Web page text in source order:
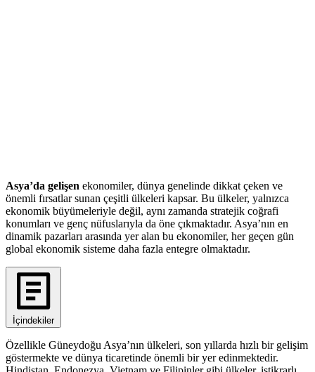
Asya’da gelişen ekonomiler, dünya genelinde dikkat çeken ve
önemli fırsatlar sunan çeşitli ülkeleri kapsar. Bu ülkeler, yalnızca
ekonomik büyümeleriyle değil, aynı zamanda stratejik coğrafi
konumları ve genç nüfuslarıyla da öne çıkmaktadır. Asya’nın en
dinamik pazarları arasında yer alan bu ekonomiler, her geçen gün
global ekonomik sisteme daha fazla entegre olmaktadır.
İçindekiler
Özellikle Güneydoğu Asya’nın ülkeleri, son yıllarda hızlı bir gelişim
göstermekte ve dünya ticaretinde önemli bir yer edinmektedir.